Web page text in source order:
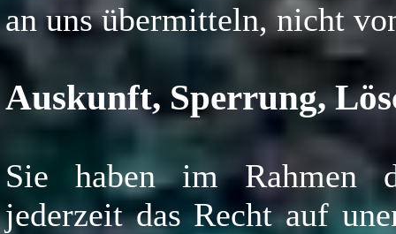
an uns übermitteln, nicht
Auskunft, Sperrung,
Sie haben im Rahmen
jederzeit das Recht auf